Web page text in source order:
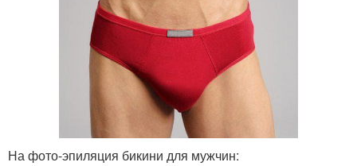
На фото-эпиляция бикини для мужчин: